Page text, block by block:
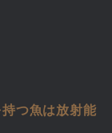
つ魚は放射能